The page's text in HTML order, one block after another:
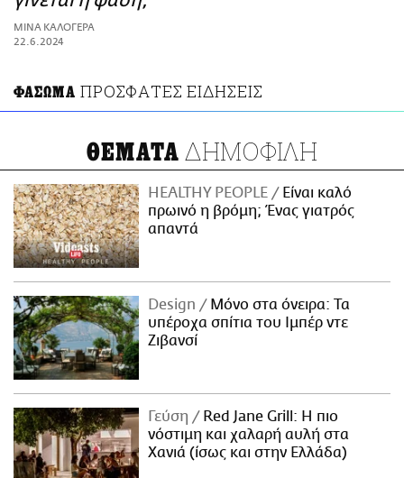
ΑΜΠΑ
PRINT
ΜΙΝΑ ΚΑΛΟΓΕΡΑ
22.6.2024
ΦΑΣΩΜΑ ΠΡΟΣΦΑΤΕΣ ΕΙΔΗΣΕΙΣ
ΘΕΜΑΤΑ ΔΗΜΟΦΙΛΗ
HEALTHY PEOPLE
Είναι καλό
πρωινό η βρόμη; Ένας γιατρός
απαντά
Design
Μόνο στα όνειρα: Τα
υπέροχα σπίτια του Ιμπέρ ντε
Ζιβανσί
Γεύση
Red Jane Grill: Η πιο
νόστιμη και χαλαρή αυλή στα
Χανιά (ίσως και στην Ελλάδα)